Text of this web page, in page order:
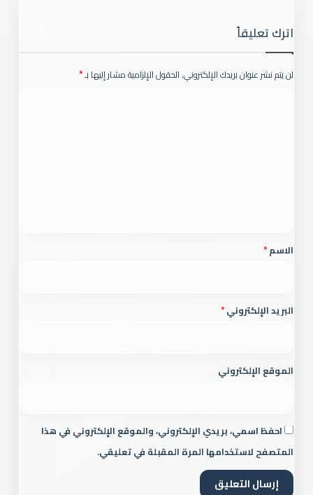
اترك تعليقاً
لن يتم نشر عنوان بريدك الإلكتروني. الحقول الإلزامية مشار إليها بـ*
*الاسم*
البريد الإلكتروني*
الموقع الإلكتروني
احفظ اسمي، بريدي الإلكتروني، والموقع الإلكتروني في هذا
المتصفح لاستخدامها المرة المقبلة في تعليقي.